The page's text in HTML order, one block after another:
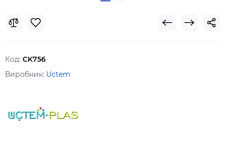
Код: CK756
Виробник: Uctem